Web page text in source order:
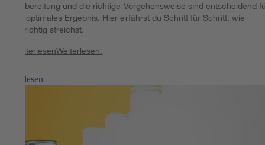
Vorbereitung und die richtige Vorgehensweise sind entscheidend
ein optimales Ergebnis. Hier erfährst du Schritt für Schritt, wie
du richtig streichst.
WeiterlesenWeiterlesen.
Weiterlesen